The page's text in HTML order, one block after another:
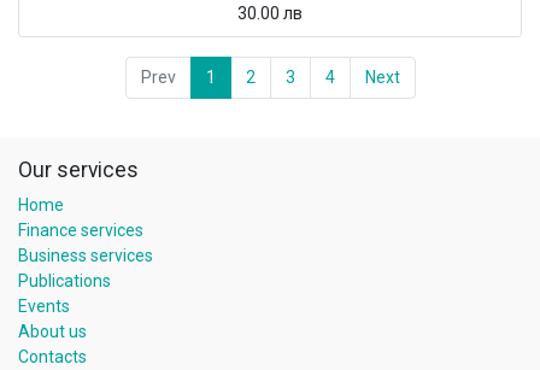
30.00 лв
Prev 1 2 3 4 Next
Our services
Home
Finance services
Business services
Publications
Events
About us
Contacts